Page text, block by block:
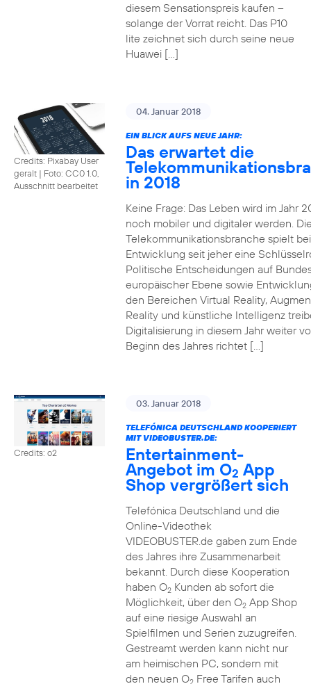
diesem Sensationspreis kaufen –
solange der Vorrat reicht. Das P10
lite zeichnet sich durch seine neue
Huawei […]
Credits: Pixabay User
geralt | Foto: CC0 1.0,
Ausschnitt bearbeitet
04. Januar 2018
EIN BLICK AUFS NEUE JAHR:
Das erwartet die
in 2018
Keine Frage: Das Leben wird im Jahr
noch mobiler und digitaler werden.
Telekommunikationsbranche spielt
Entwicklung seit jeher eine
Politische Entscheidungen auf
europäischer Ebene sowie
den Bereichen Virtual Reality,
Reality und künstliche Intelligenz
Digitalisierung in diesem Jahr weiter
Beginn des Jahres richtet […]
Credits: o2
03. Januar 2018
TELEFÓNICA DEUTSCHLAND KOOPERIERT
MIT VIDEOBUSTER.DE:
Entertainment-
Angebot im O2 App
Shop vergrößert sich
Telefónica Deutschland und die
Online-Videothek
VIDEOBUSTER.de gaben zum Ende
des Jahres ihre Zusammenarbeit
bekannt. Durch diese Kooperation
haben O2Kunden ab sofort die
Möglichkeit, über den O2App Shop
auf eine riesige Auswahl an
Spielfilmen und Serien zuzugreifen.
Gestreamt werden kann nicht nur
am heimischen PC, sondern mit
den neuen O2Free Tarifen auch